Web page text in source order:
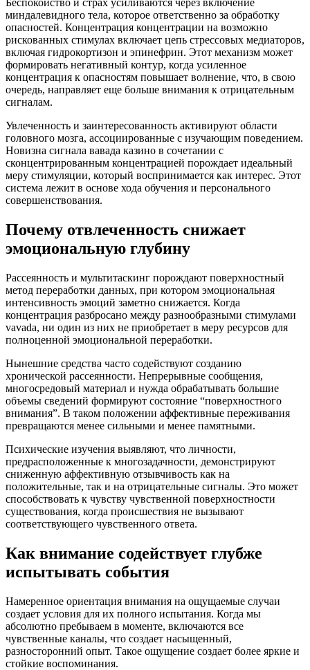
Беспокойство и страх усиливаются через включение
миндалевидного тела, которое ответственно за обработку
опасностей. Концентрация концентрации на возможно
рискованных стимулах включает цепь стрессовых медиаторов,
включая гидрокортизон и эпинефрин. Этот механизм может
формировать негативный контур, когда усиленное
концентрация к опасностям повышает волнение, что, в свою
очередь, направляет еще больше внимания к отрицательным
сигналам.
Увлеченность и заинтересованность активируют области
головного мозга, ассоциированные с изучающим поведением.
Новизна сигнала вавада казино в сочетании с
сконцентрированным концентрацией порождает идеальный
меру стимуляции, который воспринимается как интерес. Этот
система лежит в основе хода обучения и персонального
совершенствования.
Почему отвлеченность снижает
эмоциональную глубину
Рассеянность и мультитаскинг порождают поверхностный
метод переработки данных, при котором эмоциональная
интенсивность эмоций заметно снижается. Когда
концентрация разбросано между разнообразными стимулами
vavada, ни один из них не приобретает в меру ресурсов для
полноценной эмоциональной переработки.
Нынешние средства часто содействуют созданию
хронической рассеянности. Непрерывные сообщения,
многосредовый материал и нужда обрабатывать большие
объемы сведений формируют состояние “поверхностного
внимания”. В таком положении аффективные переживания
превращаются менее сильными и менее памятными.
Психические изучения выявляют, что личности,
предрасположенные к многозадачности, демонстрируют
сниженную аффективную отзывчивость как на
положительные, так и на отрицательные сигналы. Это может
способствовать к чувству чувственной поверхностности
существования, когда происшествия не вызывают
соответствующего чувственного ответа.
Как внимание содействует глубже
испытывать события
Намеренное ориентация внимания на ощущаемые случаи
создает условия для их полного испытания. Когда мы
абсолютно пребываем в моменте, включаются все
чувственные каналы, что создает насыщенный,
разносторонний опыт. Такое ощущение создает более яркие и
стойкие воспоминания.